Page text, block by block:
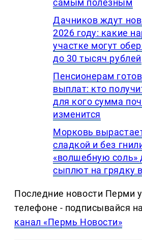
самым полезным
Дачников ждут
2026 году: какие
участке могут
до 30 тысяч рублей
Пенсионерам
выплат: кто
для кого сумма
изменится
Морковь
сладкой и без
«волшебную соль»
сыплют на грядку
Последние новости Перми
телефоне - подписывайся на
канал «Пермь Новости»